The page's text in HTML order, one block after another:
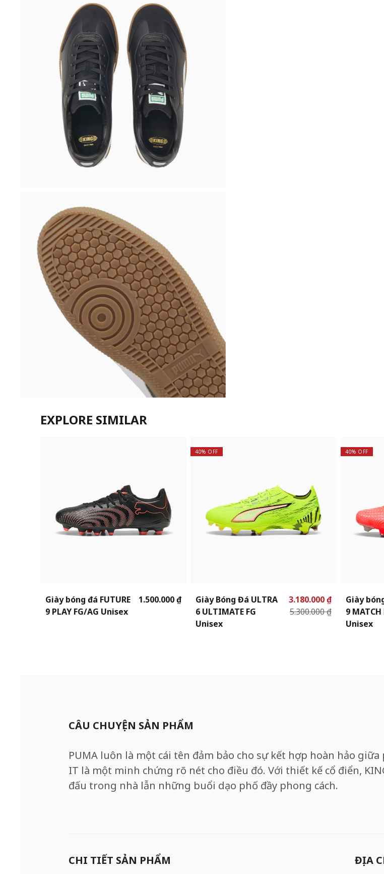
EXPLORE SIMILAR
Giày bóng đá FUTURE
9 PLAY FG/AG Unisex
1.500.000 ₫
40% OFF
Giày Bóng Đá ULTRA
6 ULTIMATE FG
Unisex
3.180.000 ₫
5.300.000 ₫
40% OFF
Giày
9 MATCH
Unisex
CÂU CHUYỆN SẢN PHẨM
PUMA luôn là một cái tên đảm bảo cho sự kết hợp hoàn hảo
IT là một minh chứng rõ nét cho điều đó. Với thiết kế cổ điển,
đấu trong nhà lẫn những buổi dạo phố đầy phong cách.
CHI TIẾT SẢN PHẨM ĐỊA